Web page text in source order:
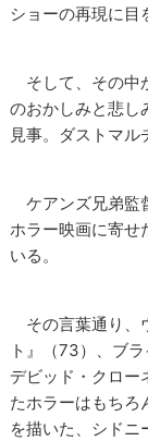
ショーの再現に目
そして、その中
のおかしみと悲し
見事。ダストマル
ケアンズ兄弟監
ホラー映画に寄せ
いる。
その言葉通り、
ト』（73）、ブ
デビッド・クロー
たホラーはもちろ
を描いた、シド